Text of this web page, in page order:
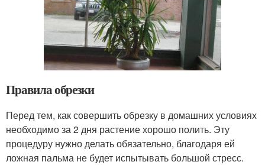
Правила обрезки
Перед тем, как совершить обрезку в домашних условиях
необходимо за 2 дня растение хорошо полить. Эту
процедуру нужно делать обязательно, благодаря ей
ложная пальма не будет испытывать большой стресс.